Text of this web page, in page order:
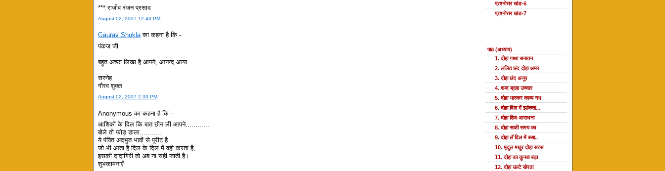
*** राजीव रंजन प्रसाद
August 02, 2007 12:43 PM
Gaurav Shuklaका कहना है कि -
पंकज जी
बहुत अच्छा लिखा है आपने, आनन्द आया
सस्नेह
गौरव शुक्ल
August 02, 2007 2:33 PM
Anonymous का कहना है कि -
आशिकों के दिल कि बात छीन ली आपने............
बोले तो फोड़ डाला...........
ये पंक्ति अदभुत भावों से पूरीट है
जो भी आता है दिल के दिल में वही करता है,
इसकी दादागिरी तो अब ना सही जाती है।
शुभकामनाएँ
प्रश्नोत्तर खंड-6
प्रश्नोत्तर खंड-7
पाठ (अध्याय)
1. दोहा गाथा सनातन
2. ललित छंद दोहा अमर
3. दोहा छंद अनूप
4. शब्द ब्रह्म उच्चार
5. दोहा भास्कर काव्य नभ
6. दोहा दिल में झांकता...
7. दोहा शिव-आराधना
8. दोहा साक्षी समय का
9. दोहा लें दिल में बसा..
10. मृदुल मधुर दोहा सरस
11. दोहा का कुनबा बड़ा
12. दोहा उल्टे सोरठा